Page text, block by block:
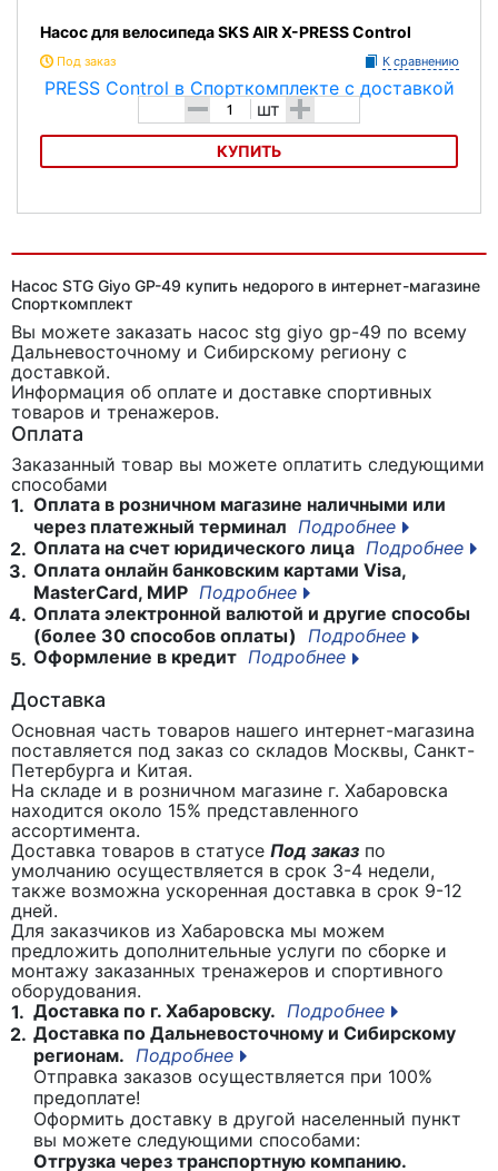
Насос для велосипеда SKS AIR X-PRESS Control
Под заказ К сравнению
- шт +
КУПИТЬ
Насос STG Giyo GP-49 купить недорого в интернет-магазине
Спорткомплект
Вы можете заказать насос stg giyo gp-49 по всему
Дальневосточному и Сибирскому региону с
доставкой.
Информация об оплате и доставке спортивных
товаров и тренажеров.
Оплата
Заказанный товар вы можете оплатить следующими
способами
1. Оплата в розничном магазине наличными или
через платежный терминал Подробнее
2. Оплата на счет юридического лица Подробнее
3. Оплата онлайн банковским картами Visa,
MasterCard, МИР Подробнее
4. Оплата электронной валютой и другие способы
(более 30 способов оплаты) Подробнее
5. Оформление в кредит Подробнее
Доставка
Основная часть товаров нашего интернет-магазина
поставляется под заказ со складов Москвы, Санкт-
Петербурга и Китая.
На складе и в розничном магазине г. Хабаровска
находится около 15% представленного
ассортимента.
Доставка товаров в статусе Под заказ по
умолчанию осуществляется в срок 3-4 недели,
также возможна ускоренная доставка в срок 9-12
дней.
Для заказчиков из Хабаровска мы можем
предложить дополнительные услуги по сборке и
монтажу заказанных тренажеров и спортивного
оборудования.
1. Доставка по г. Хабаровску. Подробнее
2. Доставка по Дальневосточному и Сибирскому
регионам. Подробнее
Отправка заказов осуществляется при 100%
предоплате!
Оформить доставку в другой населенный пункт
вы можете следующими способами:
Отгрузка через транспортную компанию.